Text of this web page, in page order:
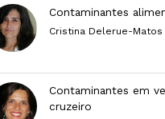
Contaminantes
Cristina Delerue-Matos
Contaminantes em
cruzeiro